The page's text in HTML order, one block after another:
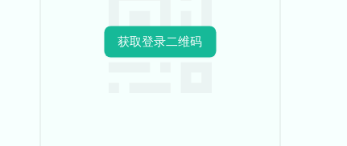
获取登录二维码